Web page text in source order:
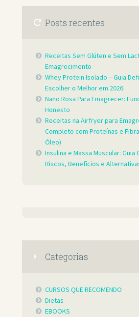
Posts recentes
Receitas Sem Glúten e Sem
Emagrecimento
Whey Protein Isolado – Guia
Escolher o Melhor em 2026
Nano Rosa Para Emagrecer:
Honesto
Receitas na Airfryer para
Completo com Proteínas e
Óleo)
Insulina e Massa Muscular:
Riscos, Benefícios e
Categorias
CURSOS QUE RECOMENDO
Dietas
EBOOKS